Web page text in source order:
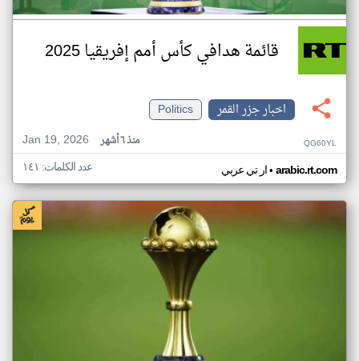
قائمة هدافي كأس أمم إفريقيا 2025
اخبار جزر القمر
Politics
Jan 19, 2026
منذ ٦ أشهر QG60YL
ار تي عربي• arabic.rt.com عدد الكلمات: ١٤١